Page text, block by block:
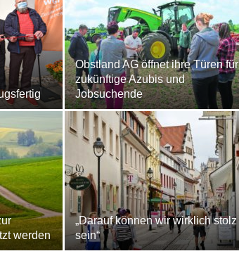
Obstland AG öffnet ihre Türen für
zukünftige Azubis und
Jobsuchende
werden
„Darauf können wir wirklich stolz
sein“